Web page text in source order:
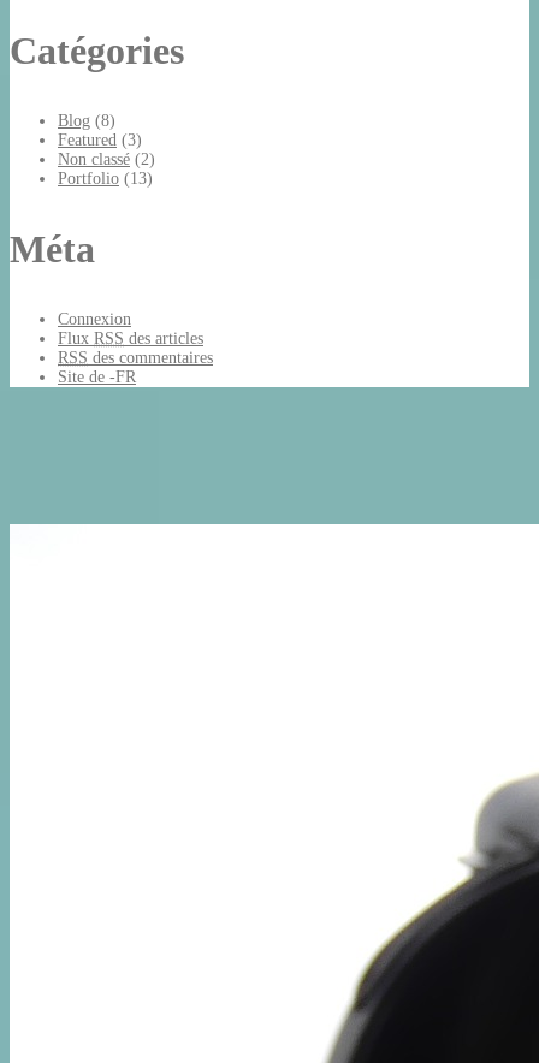
Catégories
Blog (8)
Featured (3)
Non classé (2)
Portfolio (13)
Méta
Connexion
Flux RSS des articles
RSS des commentaires
Site de -FR